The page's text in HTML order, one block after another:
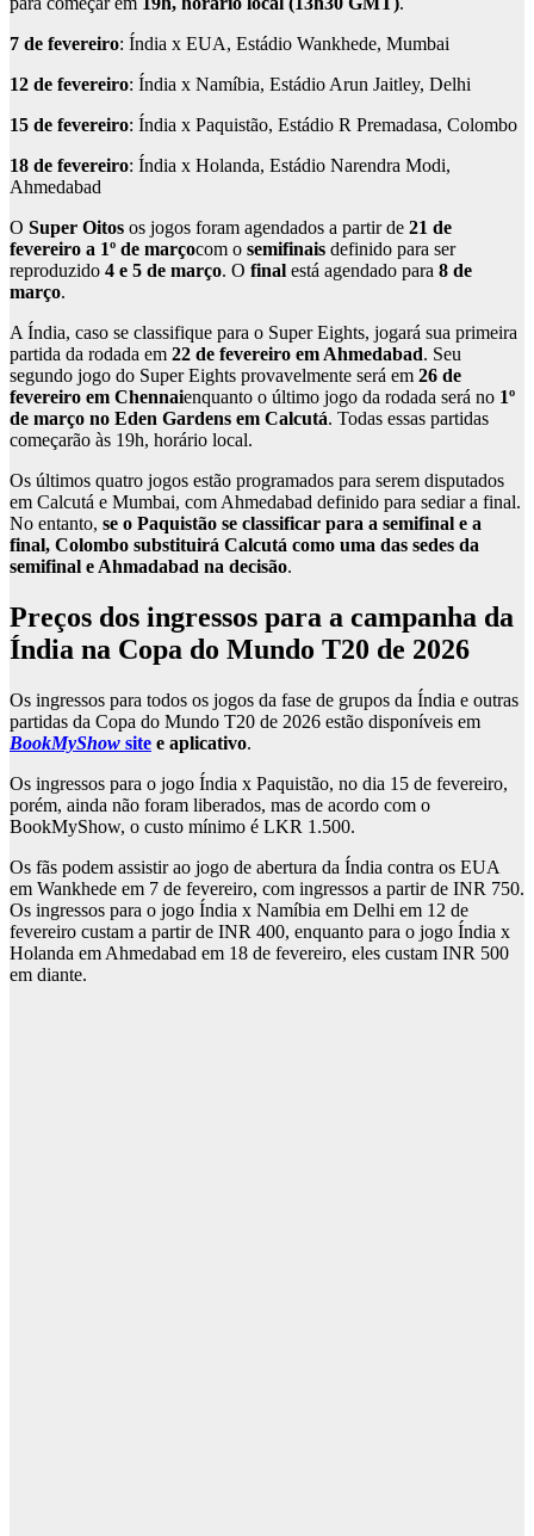
7 de fevereiro: Índia x EUA, Estádio Wankhede, Mumbai
12 de fevereiro: Índia x Namíbia, Estádio Arun Jaitley, Delhi
15 de fevereiro: Índia x Paquistão, Estádio R Premadasa, Colombo
18 de fevereiro: Índia x Holanda, Estádio Narendra Modi,
Ahmedabad
O Super Oitos os jogos foram agendados a partir de 21 de
fevereiro a 1º de marçocom o semifinais definido para ser
reproduzido 4 e 5 de março. O final está agendado para 8 de
março.
A Índia, caso se classifique para o Super Eights, jogará sua primeira
partida da rodada em 22 de fevereiro em Ahmedabad. Seu
segundo jogo do Super Eights provavelmente será em 26 de
fevereiro em Chennaienquanto o último jogo da rodada será no 1º
de março no Eden Gardens em Calcutá. Todas essas partidas
começarão às 19h, horário local.
Os últimos quatro jogos estão programados para serem disputados
em Calcutá e Mumbai, com Ahmedabad definido para sediar a final.
No entanto, se o Paquistão se classificar para a semifinal e a
final, Colombo substituirá Calcutá como uma das sedes da
semifinal e Ahmadabad na decisão.
Preços dos ingressos para a campanha da
Índia na Copa do Mundo T20 de 2026
Os ingressos para todos os jogos da fase de grupos da Índia e outras
partidas da Copa do Mundo T20 de 2026 estão disponíveis em
BookMyShow site e aplicativo.
Os ingressos para o jogo Índia x Paquistão, no dia 15 de fevereiro,
porém, ainda não foram liberados, mas de acordo com o
BookMyShow, o custo mínimo é LKR 1.500.
Os fãs podem assistir ao jogo de abertura da Índia contra os EUA
em Wankhede em 7 de fevereiro, com ingressos a partir de INR 750.
Os ingressos para o jogo Índia x Namíbia em Delhi em 12 de
fevereiro custam a partir de INR 400, enquanto para o jogo Índia x
Holanda em Ahmedabad em 18 de fevereiro, eles custam INR 500
em diante.